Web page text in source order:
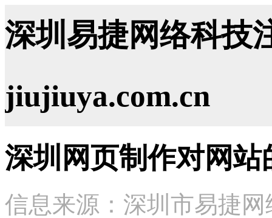
深圳易捷网络科技
jiujiuya.com.cn
深圳网页制作对网站
信息来源：深圳市易捷